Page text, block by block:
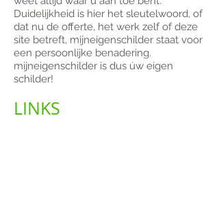
Duidelijkheid is hier het sleutelwoord, of
dat nu de offerte, het werk zelf of deze
site betreft, mijneigenschilder staat voor
een persoonlijke benadering.
mijneigenschilder is dus úw eigen
schilder!
LINKS